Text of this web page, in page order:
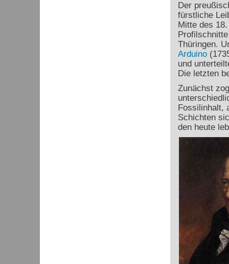
Der
fürstliche
Mitte des
Thüringen.
Arduino
und
Die letzten
Zunächst
Fossilinhalt,
Schichten
den heute